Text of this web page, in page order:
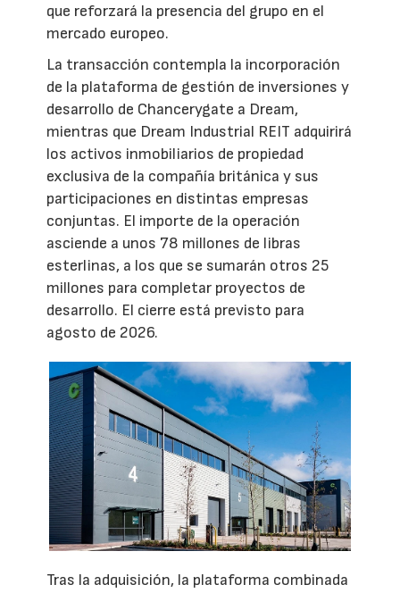
que reforzará la presencia del grupo en el
mercado europeo.
La transacción contempla la incorporación
de la plataforma de gestión de inversiones y
desarrollo de Chancerygate a Dream,
mientras que Dream Industrial REIT adquirirá
los activos inmobiliarios de propiedad
exclusiva de la compañía británica y sus
participaciones en distintas empresas
conjuntas. El importe de la operación
asciende a unos 78 millones de libras
esterlinas, a los que se sumarán otros 25
millones para completar proyectos de
desarrollo. El cierre está previsto para
agosto de 2026.
Tras la adquisición, la plataforma combinada